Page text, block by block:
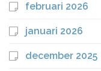
februari 2026
januari 2026
december 2025